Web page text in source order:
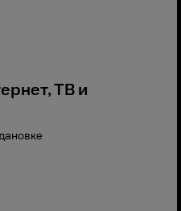
ТВ и